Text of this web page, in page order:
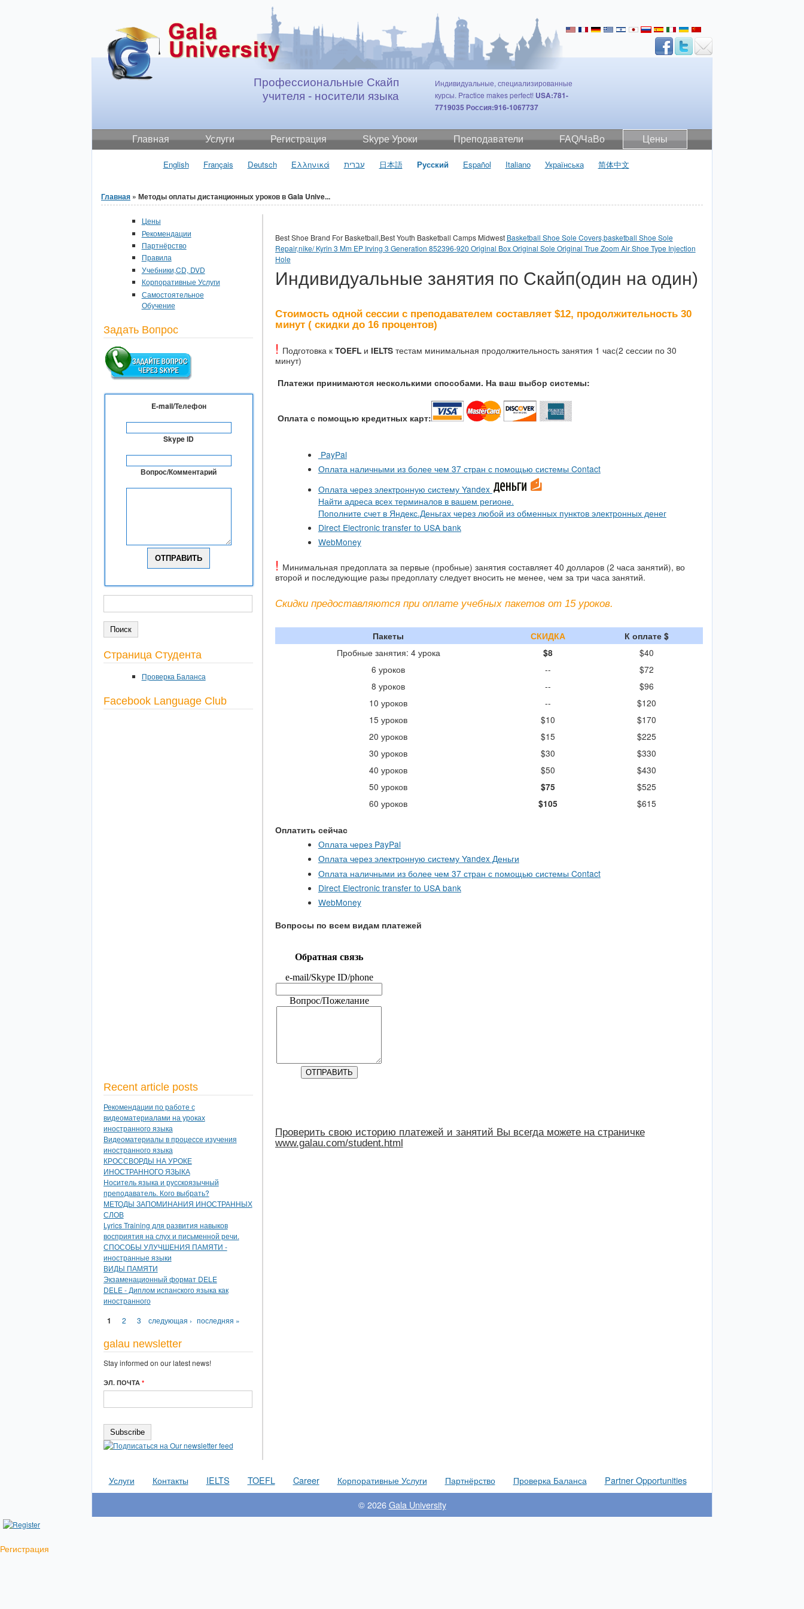
Профессиональные Скайп
учителя - носители языка
Индивидуальные, специализированные
курсы. Practice makes perfect! USA:781-
7719035 Россия:916-1067737
Главная Услуги Регистрация Skype Уроки Преподаватели FAQ/ЧаВо Цены
English Français Deutsch Ελληνικά עברית 日本語 Русский Español Italiano Українська 简体中文
Вы здесь
Главная » Методы оплаты дистанционных уроков в Gala Unive...
Best Shoe Brand For Basketball,Best Youth Basketball Camps Midwest Basketball Shoe Sole Covers,basketball Shoe Sole
Repair,nike/ Kyrin 3 Mm EP Irving 3 Generation 852396-920 Original Box Original Sole Original True Zoom Air Shoe Type Injection
Hole
Индивидуальные занятия по Скайп(один на один)
Стоимость одной сессии с преподавателем составляет $12, продолжительность 30
минут ( скидки до 16 процентов)
! Подготовка к TOEFL и IELTS тестам минимальная продолжительность занятия 1 час(2 сессии по 30
минут)
Платежи принимаются несколькими способами. На ваш выбор системы:
Оплата с помощью кредитных карт:
PayPal
Оплата наличными из более чем 37 стран с помощью системы Contact
Оплата через электронную систему Yandex
Найти адреса всех терминалов в вашем регионе.
Пополните счет в Яндекс.Деньгах через любой из обменных пунктов электронных денег
Direct Electronic transfer to USA bank
WebMoney
! Минимальная предоплата за первые (пробные) занятия составляет 40 долларов (2 часа занятий), во
второй и последующие разы предоплату следует вносить не менее, чем за три часа занятий.
Скидки предоставляются при оплате учебных пакетов от 15 уроков.
Пакеты СКИДКА
К оплате $
Пробные занятия: 4 урока
$8
$40
6 уроков
--
$72
8 уроков
--
$96
10 уроков
--
$120
15 уроков
$10
$170
20 уроков
$15
$225
30 уроков
$30
$330
40 уроков
$50
$430
50 уроков
$75
$525
60 уроков
$105 $615
Оплатить сейчас
Оплата через PayPal
Оплата через электронную систему Yandex Деньги
Оплата наличными из более чем 37 стран с помощью системы Contact
Direct Electronic transfer to USA bank
WebMoney
Вопросы по всем видам платежей
Проверить свою историю платежей и занятий Вы всегда можете на страничке
www.galau.com/student.html
Цены
Рекомендации
Партнёрство
Правила
Учебники,CD, DVD
Корпоративные Услуги
Самостоятельное
Обучение
Задать Вопрос
E-mail/Телефон
Skype ID
Вопрос/Комментарий
Страница Студента
Проверка Баланса
Facebook Language Club
Recent article posts
Рекомендации по работе с
видеоматериалами на уроках
иностранного языка
Видеоматериалы в процессе изучения
иностранного языка
КРОССВОРДЫ НА УРОКЕ
ИНОСТРАННОГО ЯЗЫКА
Носитель языка и русскоязычный
преподаватель. Кого выбрать?
МЕТОДЫ ЗАПОМИНАНИЯ ИНОСТРАННЫХ
СЛОВ
Lyrics Training для развития навыков
восприятия на слух и письменной речи.
СПОСОБЫ УЛУЧШЕНИЯ ПАМЯТИ -
иностранные языки
ВИДЫ ПАМЯТИ
Экзаменационный формат DELE
DELE - Диплом испанского языка как
иностранного
1 2 3 следующая › последняя »
galau newsletter
Stay informed on our latest news!
ЭЛ. ПОЧТА *
Услуги Контакты IELTS TOEFL Career Корпоративные Услуги Партнёрство Проверка Баланса
Partner Opportunities
© 2026Gala University
Регистрация